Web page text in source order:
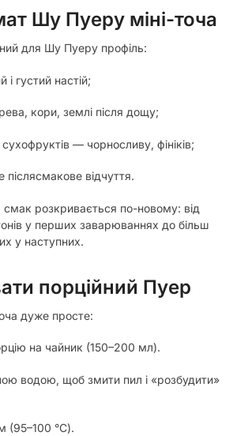
Шу Пуеру міні-точа
для Шу Пуеру профіль:
і густий настій;
кори, землі після дощу;
— чорносливу, фініків;
відчуття.
розкривається по-новому: від
у перших заварюваннях до більш
у наступних.
порційний Пуер
дуже просте:
на чайник (150–200 мл).
водою, щоб змити пил і «розбудити»
(95–100 °C).